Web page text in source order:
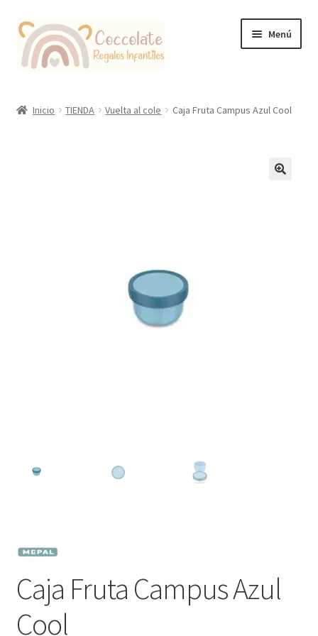
Ir
la
Ir
contenido
Menú
Inicio TIENDA Vuelta al cole Caja Fruta Campus Azul Cool
Caja Fruta Campus Azul
Cool